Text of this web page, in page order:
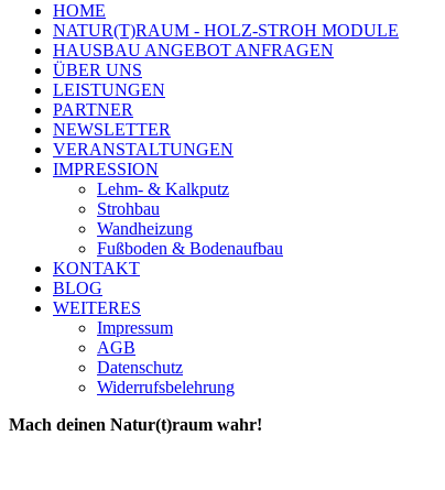
HOME
NATUR(T)RAUM - HOLZ-STROH MODULE
HAUSBAU ANGEBOT ANFRAGEN
ÜBER UNS
LEISTUNGEN
PARTNER
NEWSLETTER
VERANSTALTUNGEN
IMPRESSION
Lehm- & Kalkputz
Strohbau
Wandheizung
Fußboden & Bodenaufbau
KONTAKT
BLOG
WEITERES
Impressum
AGB
Datenschutz
Widerrufsbelehrung
Mach deinen Natur(t)raum wahr!